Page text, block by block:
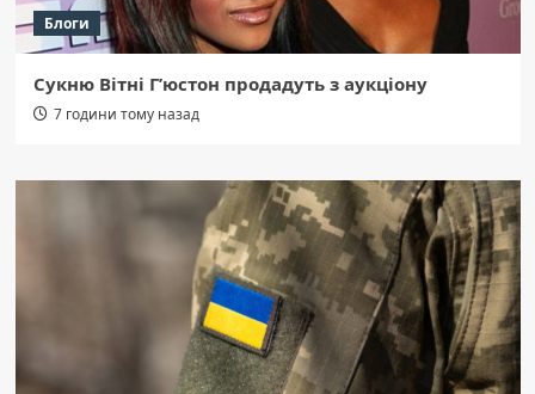
Блоги
Сукню Вітні Г’юстон продадуть з аукціону
7 години тому назад